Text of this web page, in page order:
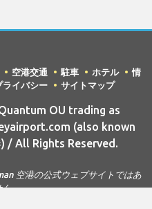
空港交通 駐車 ホテル
情
ライバシー サイトマップ
OU trading as
(also known
/ All Rights Reserved.
空港の公式ウェブサイトではあ
ん。